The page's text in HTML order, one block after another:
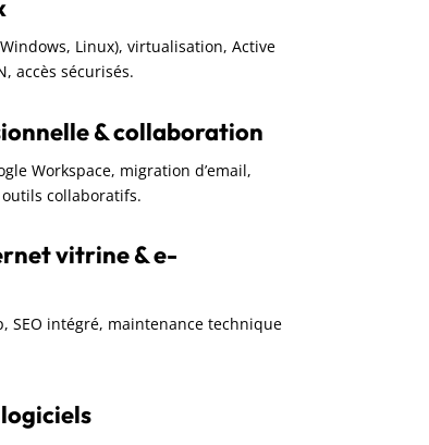
Linux), virtualisation, Active
accès sécurisés.
& collaboration
Workspace, migration d’email,
collaboratifs.
vitrine & e-
SEO intégré, maintenance technique